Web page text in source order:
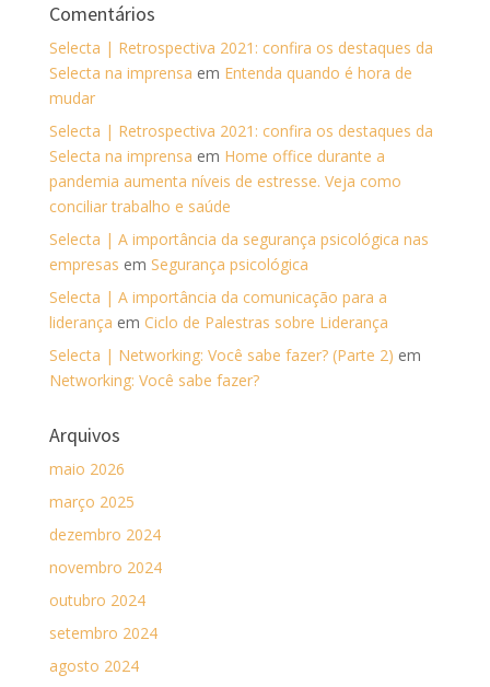
Comentários
Selecta | Retrospectiva 2021: confira os destaques da
Selecta na imprensa em Entenda quando é hora de
mudar
Selecta | Retrospectiva 2021: confira os destaques da
Selecta na imprensa em Home office durante a
pandemia aumenta níveis de estresse. Veja como
conciliar trabalho e saúde
Selecta | A importância da segurança psicológica nas
empresas em Segurança psicológica
Selecta | A importância da comunicação para a
liderança em Ciclo de Palestras sobre Liderança
Selecta | Networking: Você sabe fazer? (Parte 2) em
Networking: Você sabe fazer?
Arquivos
maio 2026
março 2025
dezembro 2024
novembro 2024
outubro 2024
setembro 2024
agosto 2024